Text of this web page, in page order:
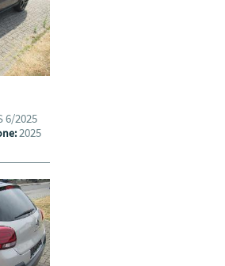
6/2025
2025